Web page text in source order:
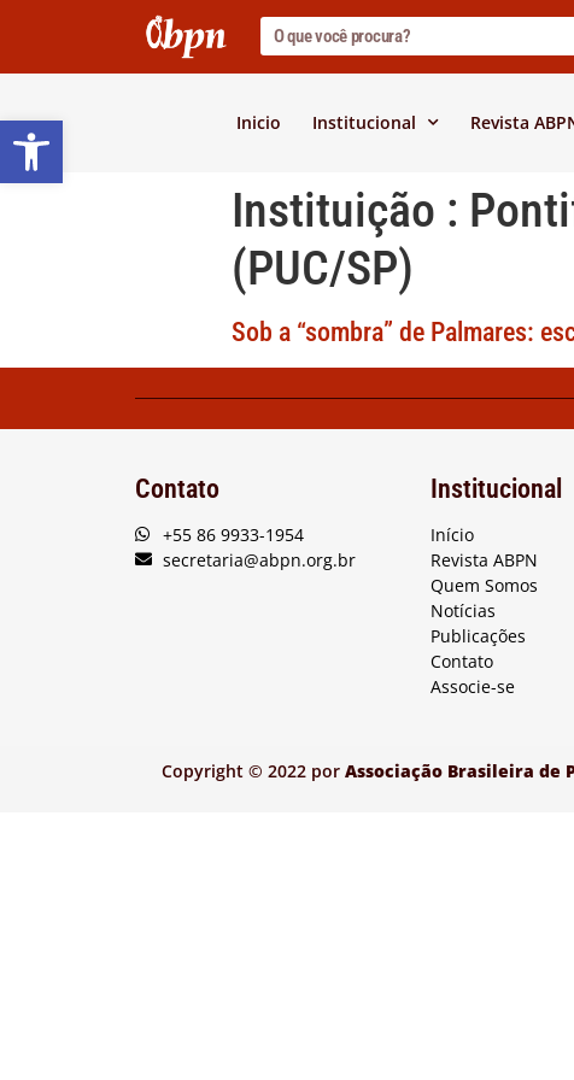
Barra de Ferramentas Aberta
Inicio Institucional Revista
Instituição :
(PUC/SP)
Sob a “sombra” de Palmares:
Contato
+55 86 9933-1954
secretaria@abpn.org.br
Institucional
Início
Revista ABPN
Quem Somos
Notícias
Publicações
Contato
Associe-se
Copyright © 2022 por Associação Brasileira de